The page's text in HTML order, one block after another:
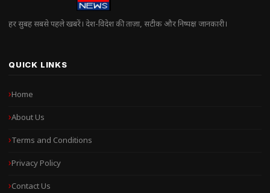
हर सुबह सबसे पहले खबरें। देश-विदेश की ताज़ा, सटीक और निष्पक्ष जानकारी।
QUICK LINKS
Home
About Us
Terms and Conditions
Privacy Policy
Contact Us